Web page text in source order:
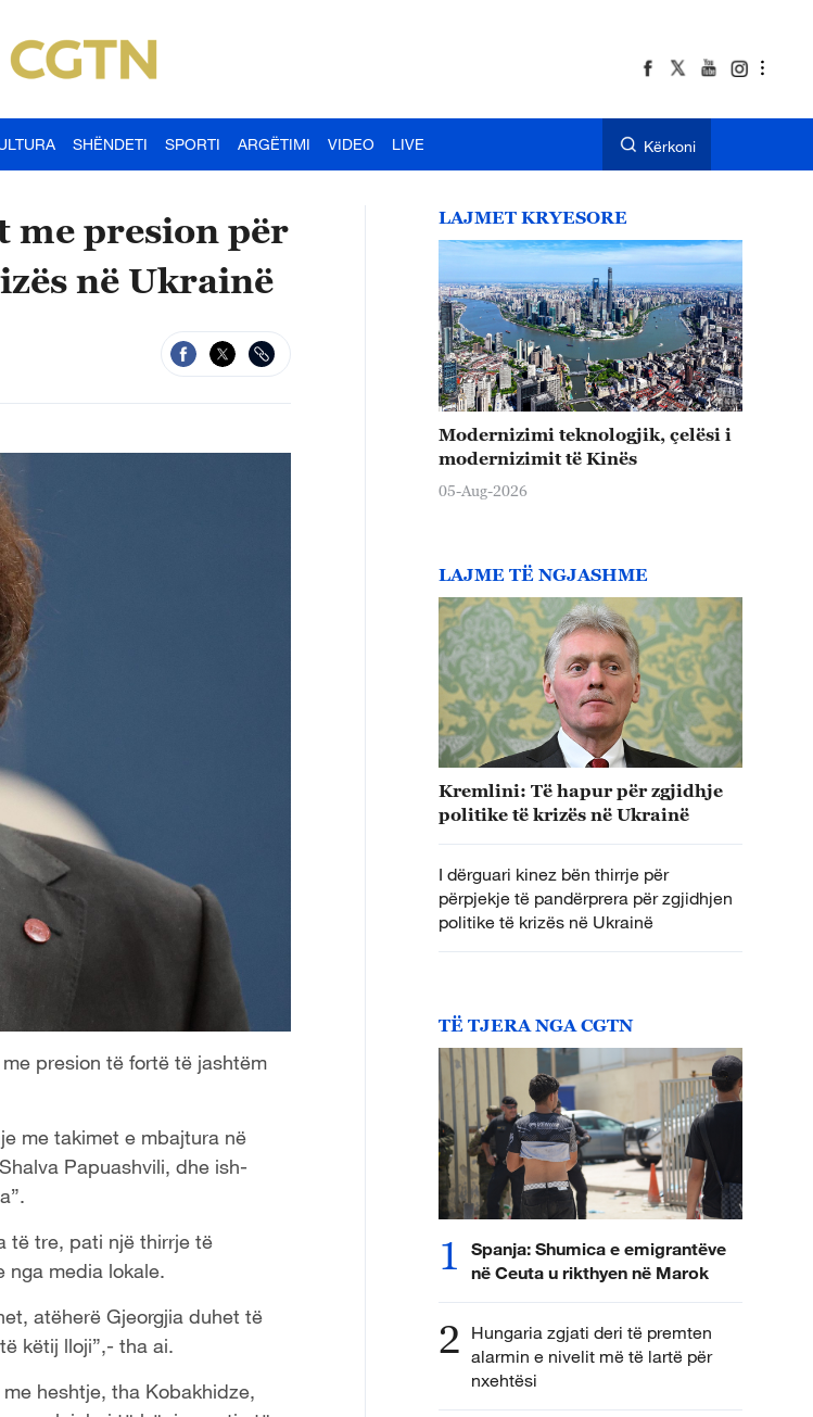
SHËNDETI SPORTI ARGËTIMI VIDEO LIVE Kërkoni
presion për
në Ukrainë
presion të fortë të jashtëm
me takimet e mbajtura në
Papuashvili, dhe ish-
të tre, pati një thirrje të
nga media lokale.
atëherë Gjeorgjia duhet të
këtij lloji”,- tha ai.
heshtje, tha Kobakhidze,
LAJMET KRYESORE
Modernizimi teknologjik, çelësi i
modernizimit të Kinës
05-Aug-2026
LAJME TË NGJASHME
Kremlini: Të hapur për zgjidhje
politike të krizës në Ukrainë
I dërguari kinez bën thirrje për
përpjekje të pandërprera për zgjidhjen
politike të krizës në Ukrainë
TË TJERA NGA CGTN
1
Spanja: Shumica e emigrantëve
në Ceuta u rikthyen në Marok
2 Hungaria zgjati deri të premten
alarmin e nivelit më të lartë për
nxehtësi